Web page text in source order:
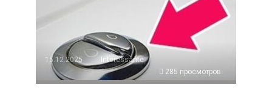
15.12.2025
Interessante
285 просмотров